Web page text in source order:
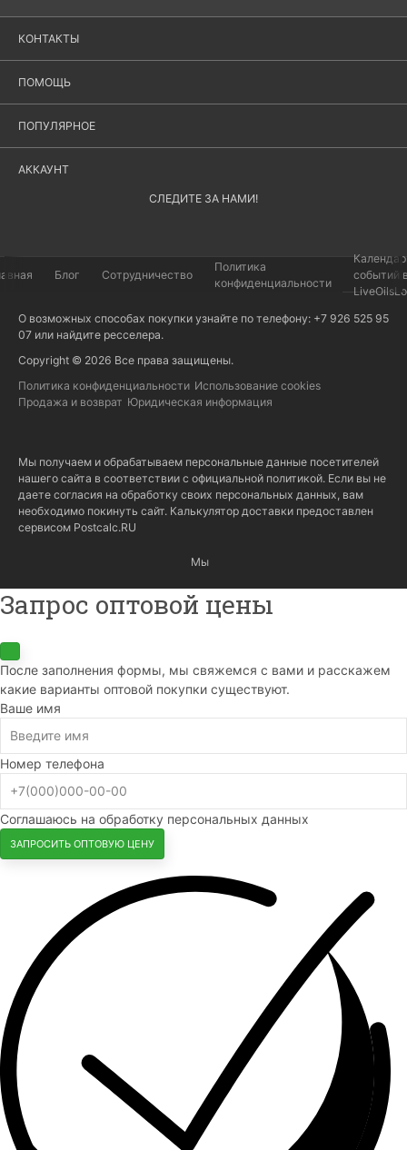
КОНТАКТЫ
ПОМОЩЬ
ПОПУЛЯРНОЕ
АККАУНТ
СЛЕДИТЕ ЗА НАМИ!
Блог Сотрудничество
Политика
конфиденциальности
событий
О возможных способах покупки узнайте по телефону: +7 926 525 95
07 или найдите ресселера.
Copyright © 2026 Все права защищены.
Политика конфиденциальности Использование cookies
Продажа и возврат Юридическая информация
Мы получаем и обрабатываем персональные данные посетителей
нашего сайта в соответствии с официальной политикой. Если вы не
даете согласия на обработку своих персональных данных, вам
необходимо покинуть сайт. Калькулятор доставки предоставлен
сервисом Postcalc.RU
Мы
Запрос оптовой цены
После заполнения формы, мы свяжемся с вами и расскажем
какие варианты оптовой покупки существуют.
Ваше имя
Номер телефона
Соглашаюсь на обработку персональных данных
ЗАПРОСИТЬ ОПТОВУЮ ЦЕНУ